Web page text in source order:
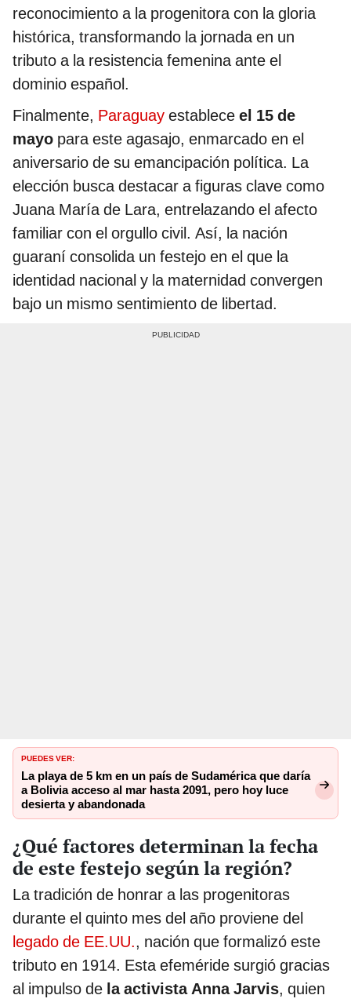
reconocimiento a la progenitora con la gloria
histórica, transformando la jornada en un
tributo a la resistencia femenina ante el
dominio español.
Finalmente, Paraguay establece el 15 de
mayo para este agasajo, enmarcado en el
aniversario de su emancipación política. La
elección busca destacar a figuras clave como
Juana María de Lara, entrelazando el afecto
familiar con el orgullo civil. Así, la nación
guaraní consolida un festejo en el que la
identidad nacional y la maternidad convergen
bajo un mismo sentimiento de libertad.
PUEDES VER:
La playa de 5 km en un país de Sudamérica que daría
a Bolivia acceso al mar hasta 2091, pero hoy luce
desierta y abandonada
¿Qué factores determinan la fecha
de este festejo según la región?
La tradición de honrar a las progenitoras
durante el quinto mes del año proviene del
legado de EE.UU., nación que formalizó este
tributo en 1914. Esta efeméride surgió gracias
al impulso de la activista Anna Jarvis, quien